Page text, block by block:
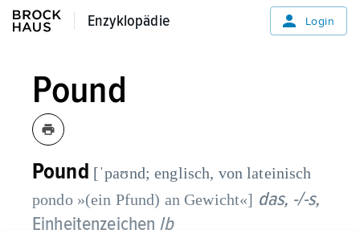
Enzyklopädie
Enzyklopädie Login
Pound
Pound [ˈpaʊnd; englisch, von lateinisch
pondo »(ein Pfund) an Gewicht«] das, -/-s,
Einheitenzeichen lb